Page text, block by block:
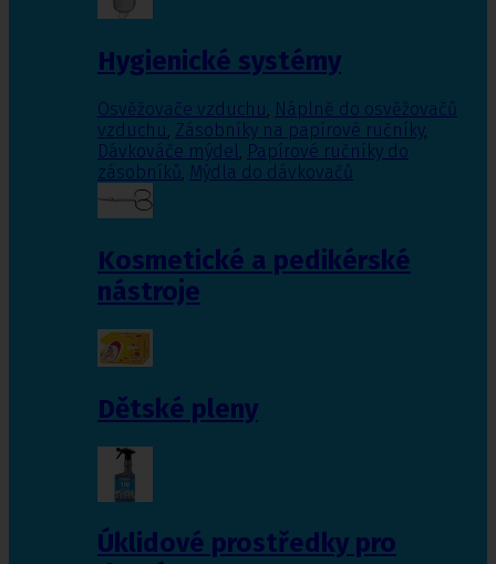
Hygienické systémy
Osvěžovače vzduchu, Náplně do osvěžovačů
vzduchu, Zásobníky na papírové ručníky,
Dávkováče mýdel, Papírové ručníky do
zásobníků, Mýdla do dávkovačů
Kosmetické a pedikérské
nástroje
Dětské pleny
Úklidové prostředky pro